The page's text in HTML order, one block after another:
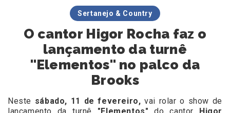
Sertanejo & Country
O cantor Higor Rocha faz o
lançamento da turnê
"Elementos" no palco da
Brooks
Neste sábado, 11 de fevereiro, vai rolar o show de